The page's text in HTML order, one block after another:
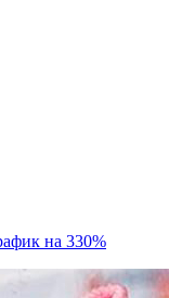
на 330%